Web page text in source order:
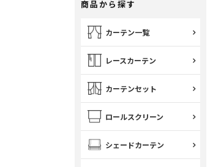
商品から探す
カーテン一覧
レースカーテン
カーテンセット
ロールスクリーン
シェードカーテン